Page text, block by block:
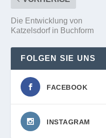
Die Entwicklung von
Katzelsdorf in Buchform
FOLGEN SIE UNS
FACEBOOK
INSTAGRAM